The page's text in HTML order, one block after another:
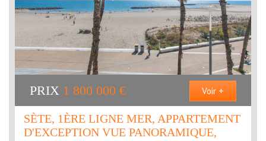
PRIX 1 800 000 € Voir +
SÈTE, 1ÈRE LIGNE MER, APPARTEMENT
D'EXCEPTION VUE PANORAMIQUE,